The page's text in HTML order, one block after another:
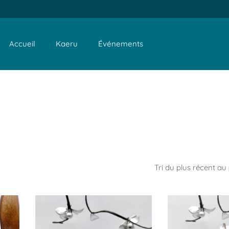
Accueil Kaeru Événements